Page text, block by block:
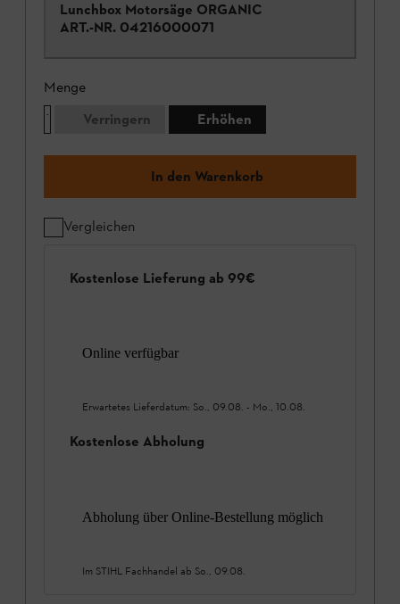
Lunchbox Motorsäge ORGANIC
ART.-NR. 04216000071
Menge
Verringern
Erhöhen
In den Warenkorb
Vergleichen
Kostenlose Lieferung ab 99€
Online verfügbar
Erwartetes Lieferdatum: So., 09.08. - Mo., 10.08.
Kostenlose Abholung
Abholung über Online-Bestellung möglich
Im STIHL Fachhandel ab So., 09.08.